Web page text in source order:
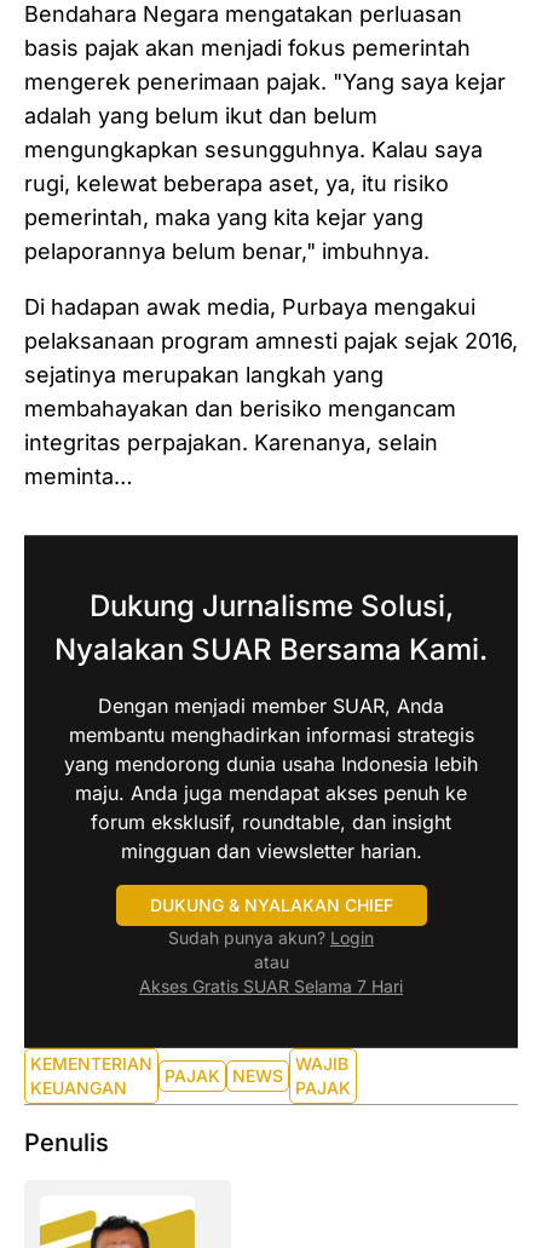
Bendahara Negara mengatakan perluasan
basis pajak akan menjadi fokus pemerintah
mengerek penerimaan pajak. "Yang saya kejar
adalah yang belum ikut dan belum
mengungkapkan sesungguhnya. Kalau saya
rugi, kelewat beberapa aset, ya, itu risiko
pemerintah, maka yang kita kejar yang
pelaporannya belum benar," imbuhnya.
Di hadapan awak media, Purbaya mengakui
pelaksanaan program amnesti pajak sejak 2016,
sejatinya merupakan langkah yang
membahayakan dan berisiko mengancam
integritas perpajakan. Karenanya, selain
meminta…
Dukung Jurnalisme Solusi,
Nyalakan SUAR Bersama Kami.
Dengan menjadi member SUAR, Anda
membantu menghadirkan informasi strategis
yang mendorong dunia usaha Indonesia lebih
maju. Anda juga mendapat akses penuh ke
forum eksklusif, roundtable, dan insight
mingguan dan viewsletter harian.
DUKUNG & NYALAKAN CHIEF
Sudah punya akun? Login
atau
Akses Gratis SUAR Selama 7 Hari
KEMENTERIAN
KEUANGAN
PAJAK NEWS
WAJIB
PAJAK
Penulis